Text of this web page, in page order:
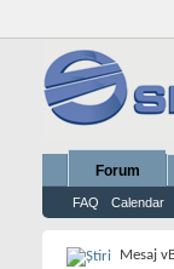
Forum
FAQ Calendar
Mesaj